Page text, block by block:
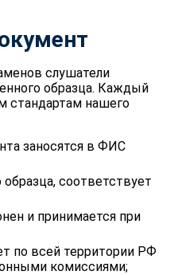
слушатели
образца. Каждый
стандартам нашего
заносятся в ФИС
соответствует
и принимается при
по всей территории РФ
комиссиями;